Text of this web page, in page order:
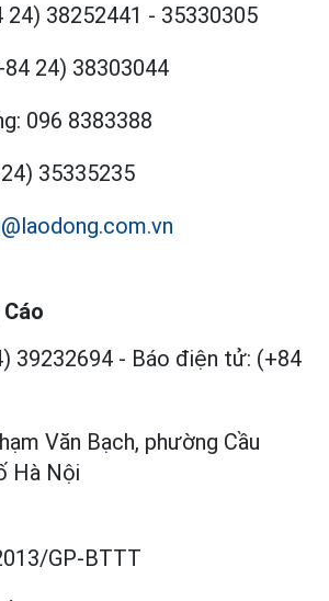
24) 38252441 - 35330305
24) 38303044
096 8383388
35335235
39232694 - Báo điện tử: (+84
Văn Bạch, phường Cầu
Hà Nội
GP-BTTT